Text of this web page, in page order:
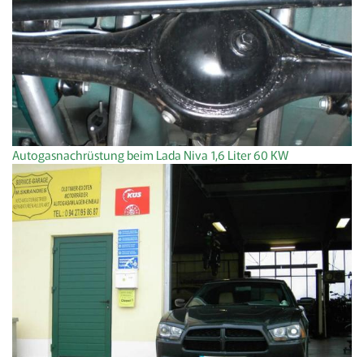
Autogasnachrüstung beim Lada Niva 1,6 Liter 60 KW